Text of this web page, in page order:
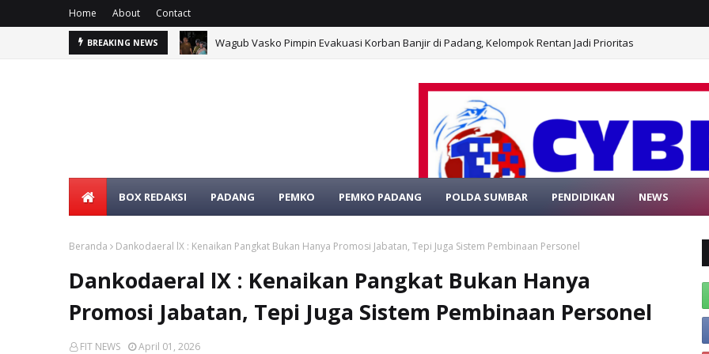
Home About Contact
BREAKING NEWS Wagub Vasko Pimpin Evakuasi Korban Banjir di Padang, Kelompok Rentan Jadi Prioritas
SELAMAT
BOX REDAKSI PADANG PEMKO PEMKO PADANG POLDA SUMBAR PENDIDIKAN NEWS
Beranda Dankodaeral lX : Kenaikan Pangkat Bukan Hanya Promosi Jabatan, Tepi Juga Sistem Pembinaan Personel
Dankodaeral lX : Kenaikan Pangkat Bukan Hanya
Promosi Jabatan, Tepi Juga Sistem Pembinaan Personel
FIT NEWS April 01, 2026